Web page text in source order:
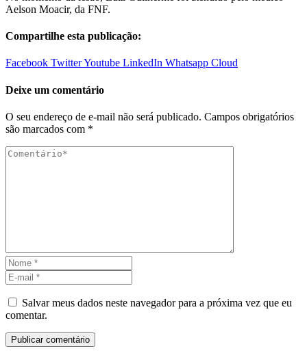
Aelson Moacir, da FNF.
Compartilhe esta publicação:
Facebook TwitterYoutube LinkedIn Whatsapp Cloud
Deixe um comentário
O seu endereço de e-mail não será publicado. Campos obrigatórios
são marcados com *
Salvar meus dados neste navegador para a próxima vez que eu
comentar.